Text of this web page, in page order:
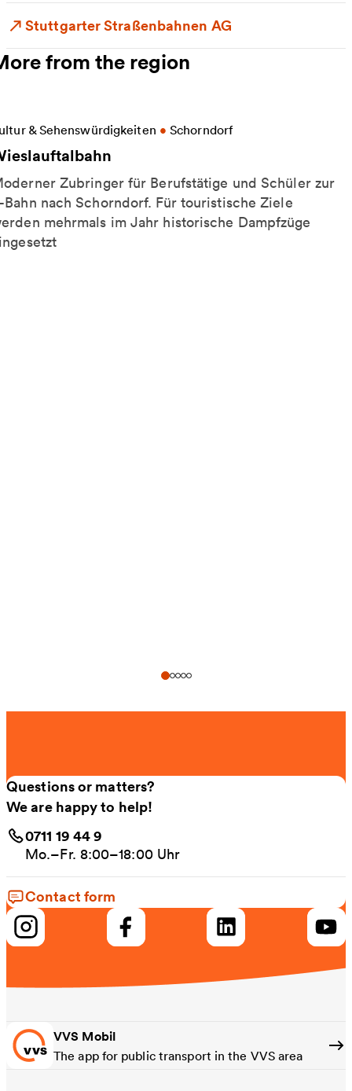
Stuttgarter Straßenbahnen AG
from the region
& Sehenswürdigkeiten • Schorndorf
Zubringer für Berufstätige und Schüler zur
Bahn nach Schorndorf. Für touristische Ziele
mehrmals im Jahr historische Dampfzüge
information on Wieslauftalbahn
Questions or matters?
We are happy to help!
0711 19 44 9
Mo.–Fr. 8:00–18:00 Uhr
Contact form
VVS Mobil
The app for public transport in the VVS area